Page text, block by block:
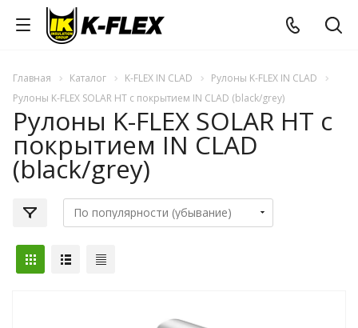
Главная Каталог K-FLEX IN CLAD
Рулоны K-FLEX IN CLAD
Рулоны K-FLEX SOLAR HT с покрытием IN CLAD (black/grey)
Рулоны K-FLEX SOLAR HT с
покрытием IN CLAD
(black/grey)